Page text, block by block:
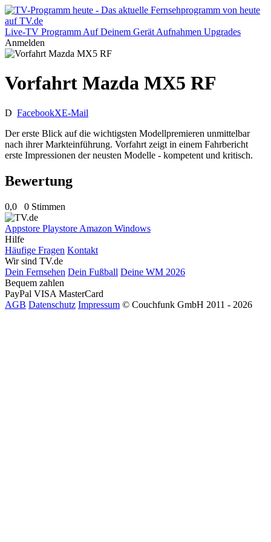
Live-TV Programm Auf Deinem Gerät Aufnahmen Upgrades
Anmelden
Vorfahrt Mazda MX5 RF
D FacebookXE-Mail
Der erste Blick auf die wichtigsten Modellpremieren unmittelbar
nach ihrer Markteinführung. Vorfahrt zeigt in einem Fahrbericht
erste Impressionen der neusten Modelle - kompetent und kritisch.
Bewertung
0,0 0 Stimmen
Appstore Playstore Amazon Windows
Hilfe
Häufige Fragen Kontakt
Wir sind TV.de
Dein Fernsehen Dein Fußball Deine WM 2026
Bequem zahlen
PayPal VISA MasterCard
AGB Datenschutz Impressum © Couchfunk GmbH 2011 - 2026